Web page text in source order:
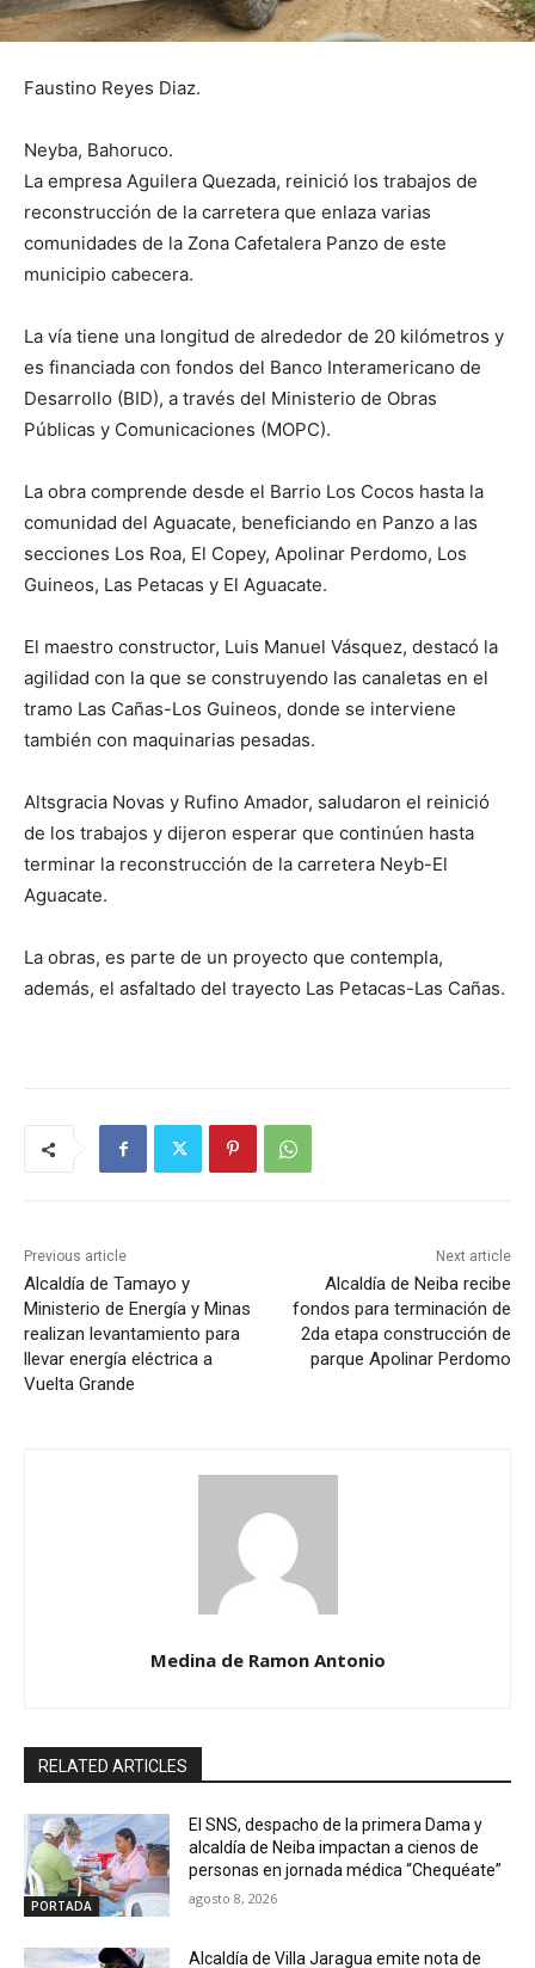
Faustino Reyes Diaz.
Neyba, Bahoruco.
La empresa Aguilera Quezada, reinició los trabajos de
reconstrucción de la carretera que enlaza varias
comunidades de la Zona Cafetalera Panzo de este
municipio cabecera.
La vía tiene una longitud de alrededor de 20 kilómetros y
es financiada con fondos del Banco Interamericano de
Desarrollo (BID), a través del Ministerio de Obras
Públicas y Comunicaciones (MOPC).
La obra comprende desde el Barrio Los Cocos hasta la
comunidad del Aguacate, beneficiando en Panzo a las
secciones Los Roa, El Copey, Apolinar Perdomo, Los
Guineos, Las Petacas y El Aguacate.
El maestro constructor, Luis Manuel Vásquez, destacó la
agilidad con la que se construyendo las canaletas en el
tramo Las Cañas-Los Guineos, donde se interviene
también con maquinarias pesadas.
Altsgracia Novas y Rufino Amador, saludaron el reinició
de los trabajos y dijeron esperar que continúen hasta
terminar la reconstrucción de la carretera Neyb-El
Aguacate.
La obras, es parte de un proyecto que contempla,
además, el asfaltado del trayecto Las Petacas-Las Cañas.
Previous article
Alcaldía de Tamayo y
Ministerio de Energía y Minas
realizan levantamiento para
llevar energía eléctrica a
Vuelta Grande
Next article
Alcaldía de Neiba recibe
fondos para terminación de
2da etapa construcción de
parque Apolinar Perdomo
Medina de Ramon Antonio
RELATED ARTICLES
PORTADA
El SNS, despacho de la primera Dama y
alcaldía de Neiba impactan a cienos de
personas en jornada médica “Chequéate”
agosto 8, 2026
Alcaldía de Villa Jaragua emite nota de